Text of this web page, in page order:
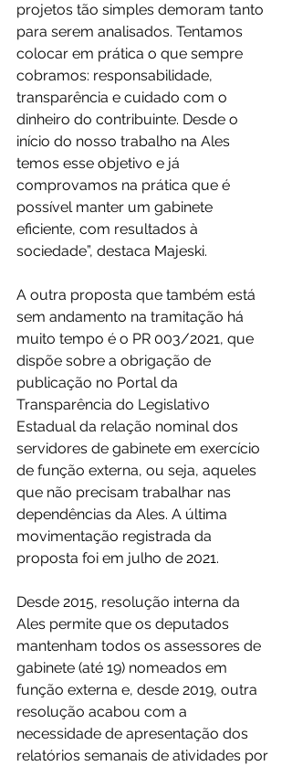
projetos tão simples demoram tanto
para serem analisados. Tentamos
colocar em prática o que sempre
cobramos: responsabilidade,
transparência e cuidado com o
dinheiro do contribuinte. Desde o
início do nosso trabalho na Ales
temos esse objetivo e já
comprovamos na prática que é
possível manter um gabinete
eficiente, com resultados à
sociedade”, destaca Majeski.
A outra proposta que também está
sem andamento na tramitação há
muito tempo é o PR 003/2021, que
dispõe sobre a obrigação de
publicação no Portal da
Transparência do Legislativo
Estadual da relação nominal dos
servidores de gabinete em exercício
de função externa, ou seja, aqueles
que não precisam trabalhar nas
dependências da Ales. A última
movimentação registrada da
proposta foi em julho de 2021.
Desde 2015, resolução interna da
Ales permite que os deputados
mantenham todos os assessores de
gabinete (até 19) nomeados em
função externa e, desde 2019, outra
resolução acabou com a
necessidade de apresentação dos
relatórios semanais de atividades por